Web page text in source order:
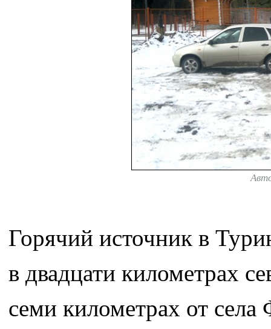
Горячий источник в
в двадцати километрах
семи километрах от